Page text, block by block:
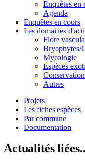
Enquêtes en
Agenda
Enquêtes en cours
Les domaines
Flore
Bryophytes/
Mycologie
Espèces
Conservation
Autres
Projets
Les fiches espèces
Par commune
Documentation
Actualités